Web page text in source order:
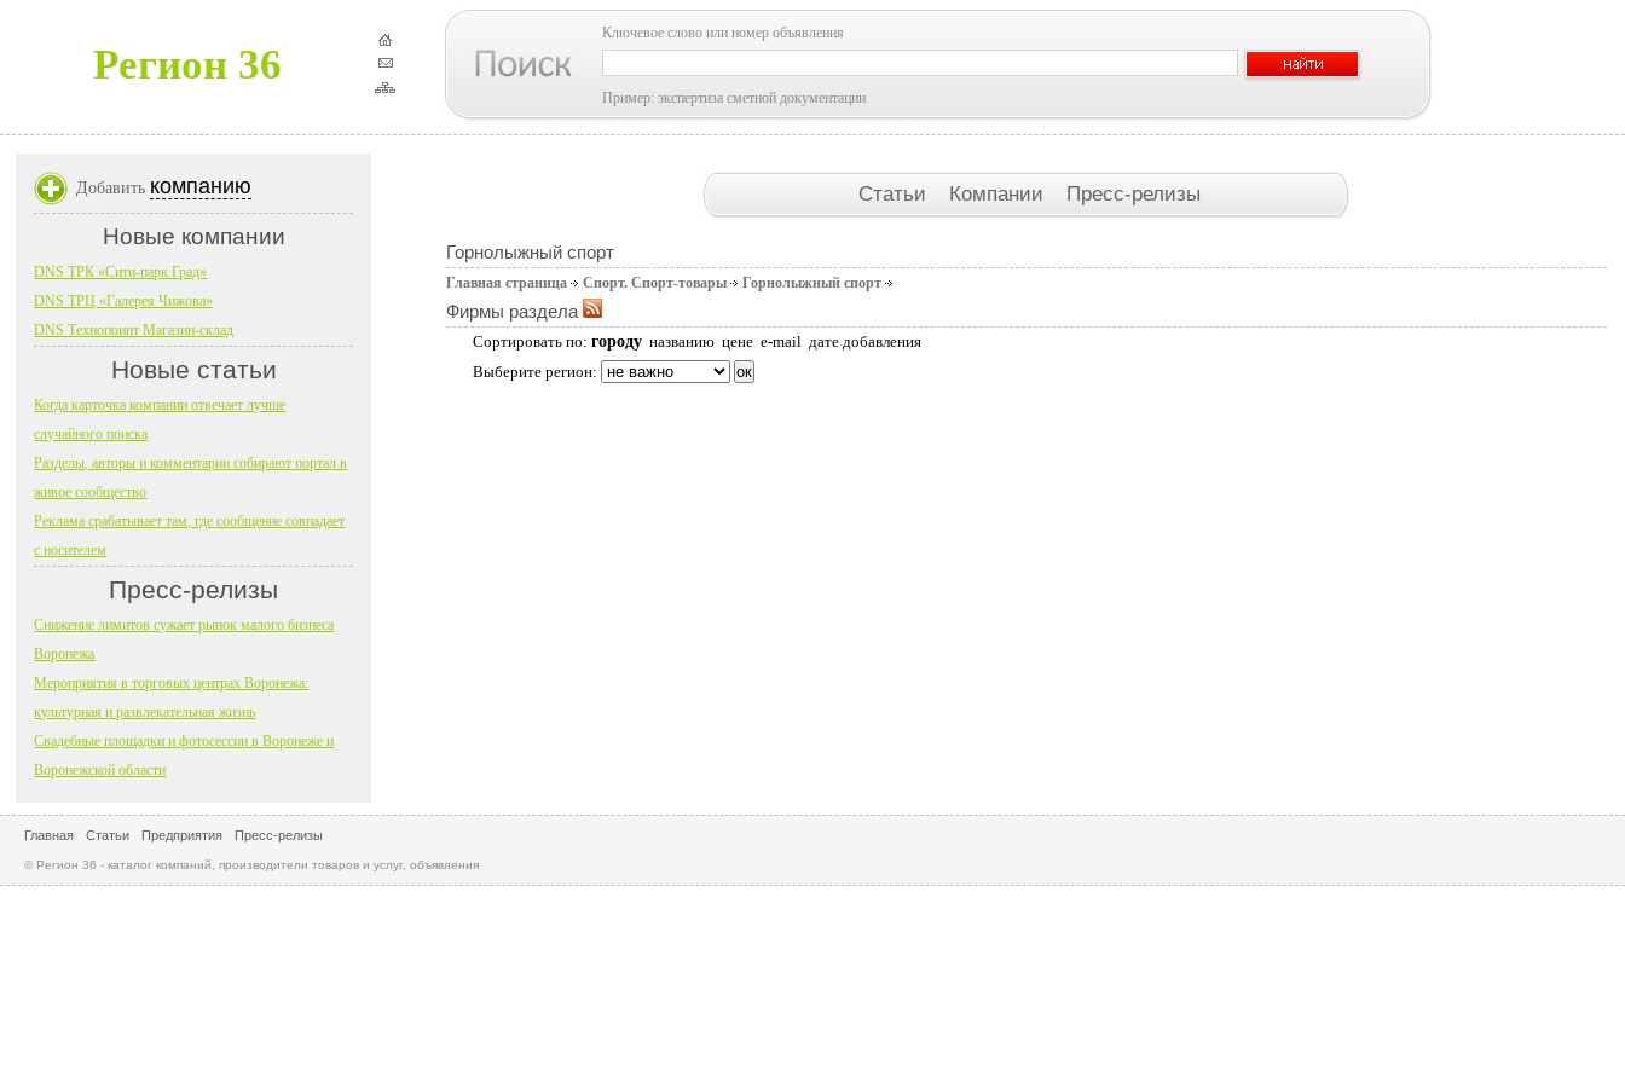
Регион 36
Ключевое слово или номер объявления
Пример: экспертиза сметной документации
Статьи Компании Пресс-релизы
Горнолыжный спорт
Главная страница Спорт. Спорт-товары Горнолыжный спорт
Фирмы раздела
Сортировать по: городу названию цене e-mail дате добавления
Выберите регион:
Добавить компанию
Новые компании
DNS ТРК «Сити-парк Град»
DNS ТРЦ «Галерея Чижова»
DNS Технопоинт Магазин-склад
Новые статьи
Когда карточка компании отвечает лучше
случайного поиска
Разделы, авторы и комментарии собирают портал в
живое сообщество
Реклама срабатывает там, где сообщение совпадает
с носителем
Пресс-релизы
Снижение лимитов сужает рынок малого бизнеса
Воронежа
Мероприятия в торговых центрах Воронежа:
культурная и развлекательная жизнь
Свадебные площадки и фотосессии в Воронеже и
Воронежской области
Главная Статьи Предприятия Пресс-релизы
© Регион 36 - каталог компаний, производители товаров и услуг, объявления